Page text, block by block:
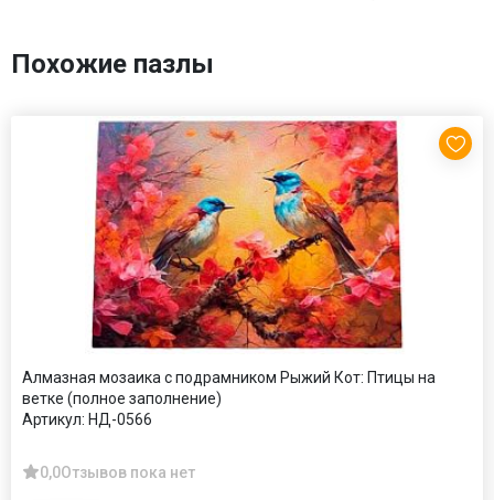
Похожие пазлы
Алмазная мозаика с подрамником Рыжий Кот: Птицы на
ветке (полное заполнение)
Артикул: НД-0566
0,0Отзывов пока нет